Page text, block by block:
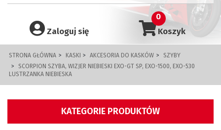
Koszyk
0
Zaloguj się
STRONA GŁÓWNA KASKI AKCESORIA DO KASKÓW
SZYBY
SCORPION SZYBA, WIZJER NIEBIESKI EXO-GT SP, EXO-1500, EXO-530
LUSTRZANKA NIEBIESKA
KATEGORIE PRODUKTÓW